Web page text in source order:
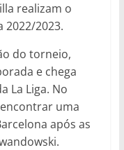
realizam o
2023.
do torneio,
e chega
La Liga. No
uma
após as